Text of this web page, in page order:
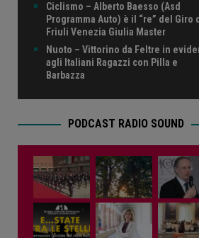
Ciclismo – Alberto Baesso (Asd
Programma Auto) è il “re” del Giro
Friuli Venezia Giulia Master
Nuoto – Vittorino da Feltre in
agli Italiani Ragazzi con Pilla e
Barbazza
PODCAST RADIO SOUND